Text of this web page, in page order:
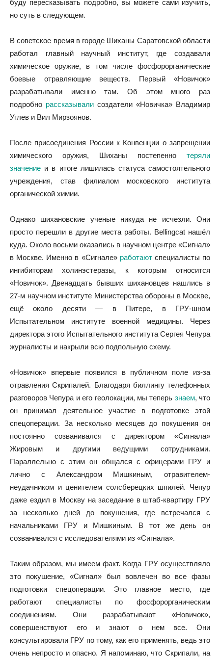
буду пересказывать подробно, вы можете сами изучить,
но суть в следующем.
В советское время в городе Шиханы Саратовской области
работал главный научный институт, где создавали
химическое оружие, в том числе фосфорорганические
боевые отравляющие веществ. Первый «Новичок»
разрабатывали именно там. Об этом много раз
подробно рассказывали создатели «Новичка» Владимир
Углев и Вил Мирзоянов.
После присоединения России к Конвенции о запрещении
химического оружия, Шиханы постепенно теряли
значение и в итоге лишилась статуса самостоятельного
учреждения, став филиалом московского института
органической химии.
Однако шихановские ученые никуда не исчезли. Они
просто перешли в другие места работы. Bellingcat нашёл
куда. Около восьми оказались в научном центре «Сигнал»
в Москве. Именно в «Сигнале» работаютспециалисты по
ингибиторам холинэстеразы, к которым относится
«Новичок». Двенадцать бывших шихановцев нашлись в
27-м научном институте Министерства обороны в Москве,
ещё около десяти — в Питере, в ГРУ-шном
Испытательном институте военной медицины. Через
директора этого Испытательного института Сергея Чепура
журналисты и накрыли всю подпольную схему.
«Новичок» впервые появился в публичном поле из-за
отравления Скрипалей. Благодаря биллингу телефонных
разговоров Чепура и его геолокации, мы теперь знаем, что
он принимал деятельное участие в подготовке этой
спецоперации. За несколько месяцев до покушения он
постоянно созванивался с директором «Сигнала»
Жировым и другими ведущими сотрудниками.
Параллельно с этим он общался с офицерами ГРУ и
лично с Александром Мишкиным, отравителем-
неудачником и ценителем солсберецких шпилей. Чепур
даже ездил в Москву на заседание в штаб-квартиру ГРУ
за несколько дней до покушения, где встречался с
начальниками ГРУ и Мишкиным. В тот же день он
созванивался с исследователями из «Сигнала».
Таким образом, мы имеем факт. Когда ГРУ осуществляло
это покушение, «Сигнал» был вовлечен во все фазы
подготовки спецоперации. Это главное место, где
работают специалисты по фосфорорганическим
соединениям. Они разрабатывают «Новичок»,
совершенствуют его и знают о нем все. Они
консультировали ГРУ по тому, как его применять, ведь это
очень непросто и опасно. Я напоминаю, что Скрипали, на